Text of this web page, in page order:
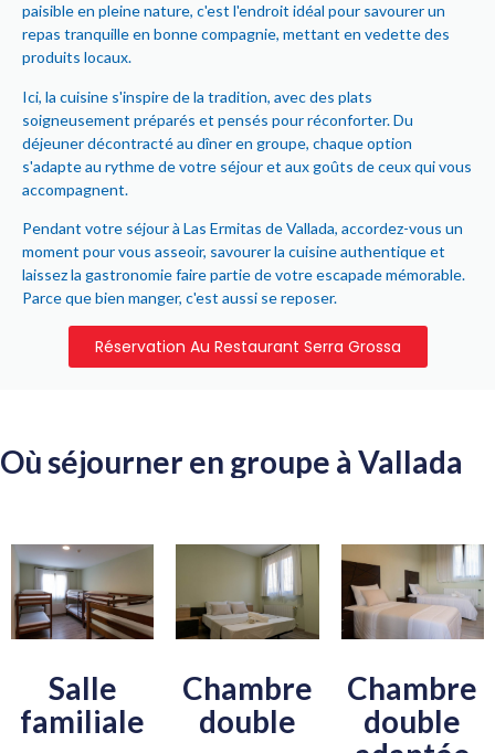
paisible en pleine nature, c'est l'endroit idéal pour savourer un
repas tranquille en bonne compagnie, mettant en vedette des
produits locaux.
Ici, la cuisine s'inspire de la tradition, avec des plats
soigneusement préparés et pensés pour réconforter. Du
déjeuner décontracté au dîner en groupe, chaque option
s'adapte au rythme de votre séjour et aux goûts de ceux qui vous
accompagnent.
Pendant votre séjour à Las Ermitas de Vallada, accordez-vous un
moment pour vous asseoir, savourer la cuisine authentique et
laissez la gastronomie faire partie de votre escapade mémorable.
Parce que bien manger, c'est aussi se reposer.
Réservation Au Restaurant Serra Grossa
Où séjourner en groupe à Vallada
Salle
familiale
Chambre
double
Chambre
double